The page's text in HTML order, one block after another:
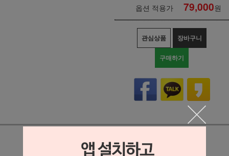
옵션 적용가 79,000원
관심상품 장바구니
구매하기
상세정보 새창 열기